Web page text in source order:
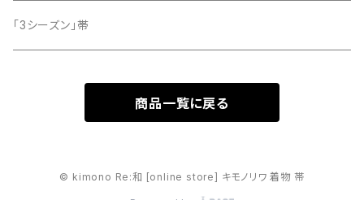
「3シーズン」帯
商品一覧に戻る
© kimono Re:和 [online store] キモノリワ 着物 帯